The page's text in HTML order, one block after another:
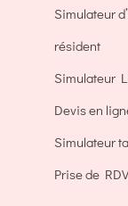
Simulateur
résident
Simulateur
Devis en
Simulateur
Prise de